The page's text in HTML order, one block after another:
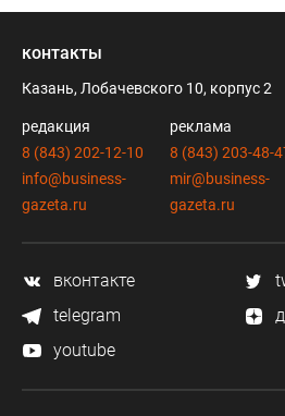
контакты
Казань, Лобачевского 10, корпус 2
редакция
8 (843) 202-12-10
info@business-
gazeta.ru
реклама
8 (843) 203-48-
mir@business-
gazeta.ru
вконтакте
telegram
youtube